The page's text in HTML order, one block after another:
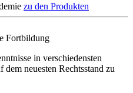
zu den Produkten
Fortbildung
in verschiedensten
neuesten Rechtsstand zu